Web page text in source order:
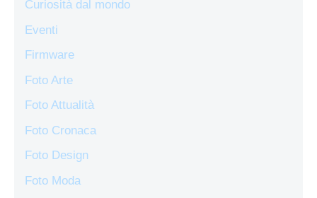
Curiosità dal mondo
Eventi
Firmware
Foto Arte
Foto Attualità
Foto Cronaca
Foto Design
Foto Moda